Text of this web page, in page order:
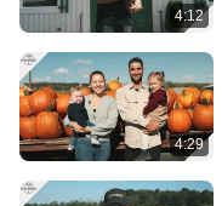
4:12
4:29